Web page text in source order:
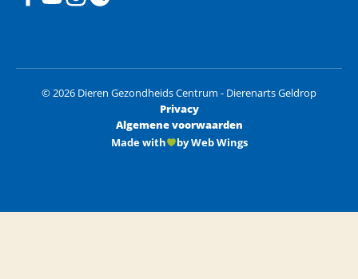
© 2026 Dieren Gezondheids Centrum - Dierenarts Geldrop
Privacy
Algemene voorwaarden
Made with
by Web Wings